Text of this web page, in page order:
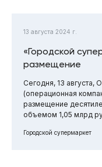
13 августа 2024 г.
«Городской
размещение
Сегодня, 13
(операционная
размещение
объемом 1,05 млрд
Городской супермаркет